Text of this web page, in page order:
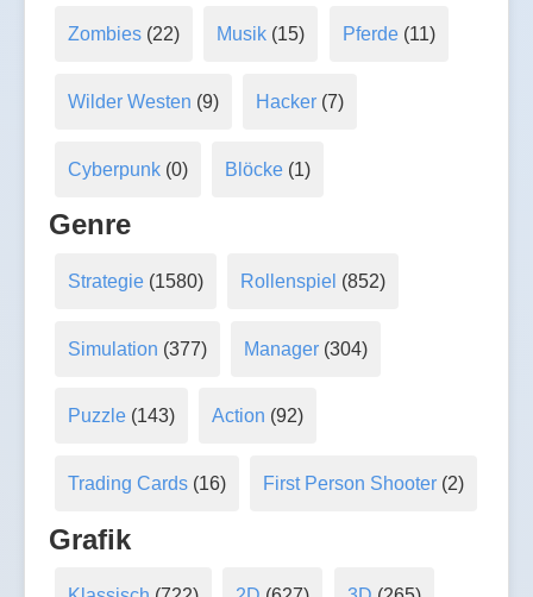
Zombies(22) Musik (15) Pferde(11)
Wilder Westen (9) Hacker (7)
Cyberpunk(0) Blöcke (1)
Genre
Strategie(1580) Rollenspiel (852)
Simulation (377) Manager (304)
Puzzle(143) Action (92)
Trading Cards(16) First Person Shooter (2)
Grafik